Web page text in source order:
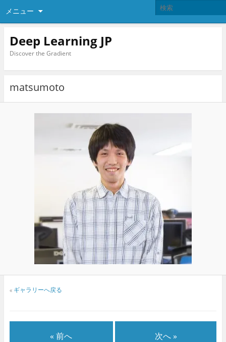
メニュー
Deep Learning JP
Discover the Gradient
matsumoto
« ギャラリーへ戻る
« 前へ 次へ »